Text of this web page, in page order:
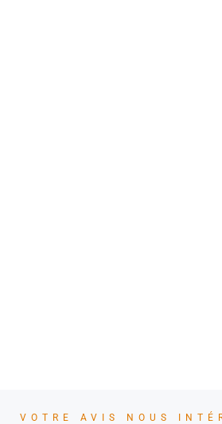
VOTRE AVIS NOUS